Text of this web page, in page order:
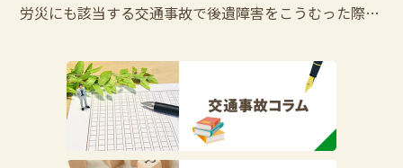
労災にも該当する交通事故で後遺障害をこうむった際の控除調整とは？